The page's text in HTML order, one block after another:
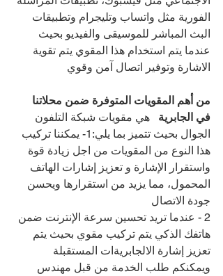
الفورية مثل واتساب وتليجرام وتطبيقات
البث المباشر للموسيقى والفيديو بحيث
عندما يتم استخدام هذا المقوي يتم تقوية
الاشارة وتوفير اتصال آمن وقوي
من أهم المقويات المتوفرة ضمن محلاتنا
في الجابرية هي مقويات شبكة التلفون
الجوال بحيث تتميز بما يلي:1- يمكننا تركيب
هذا النوع من المقويات من اجل زيادة قوة
واستقرار الإشارة و تعزيز إشارات الهاتف
المحمول، مما يزيد من استقرارها ويحسن
جودة الاتصال
2 - عندما تريد تحسين سرعة الإنترنت ضمن
هاتفك الذكي يتم تركيب مقوي بحيث يتم
تعزيز إشارة الالجابريةات المستقبلة
ويمكنكم طلب الخدمة من قبل مهندس